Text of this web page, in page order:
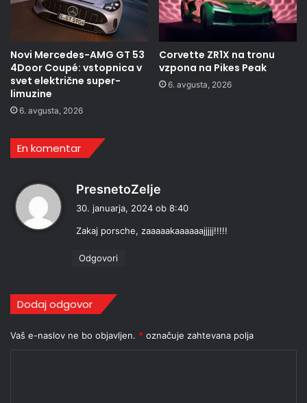
Novi Mercedes-AMG GT 53
4Door Coupé: vstopnica v
svet električne super-
limuzine
6. avgusta, 2026
Corvette ZR1X na tronu
vzpona na Pikes Peak
6. avgusta, 2026
En komentar
PresnetoZelje
r
v
30. januarja, 2024 ob 8:40
Zakaj porsche, zaaaaakaaaaaajjjjj!!!!!
Odgovori
Dodaj odgovor
Vaš e-naslov ne bo objavljen. * označuje zahtevana polja